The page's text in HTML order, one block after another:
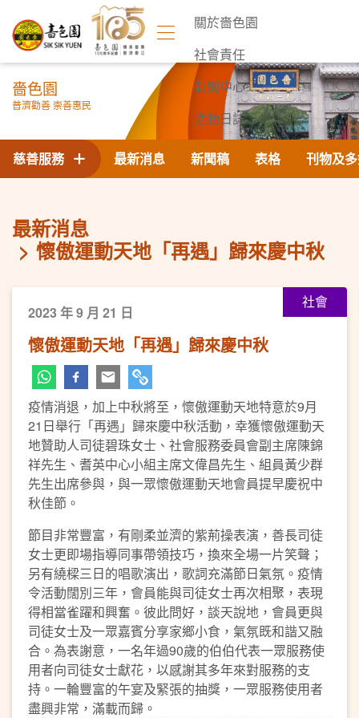
關於嗇色園
社會責任
新聞中心
活動日誌
聯絡我們
嗇色園
普濟勸善 崇善惠民
最新消息 新聞稿 表格 刊物及
慈善服務
最新消息
懷傲運動天地「再遇」歸來慶中秋
社會
2023 年 9 月 21 日
懷傲運動天地「再遇」歸來慶中秋
疫情消退，加上中秋將至，懷傲運動天地特意於9月
21日舉行「再遇」歸來慶中秋活動，幸獲懷傲運動天
地贊助人司徒碧珠女士、社會服務委員會副主席陳錦
祥先生、耆英中心小組主席文偉昌先生、組員黃少群
先生出席參與，與一眾懷傲運動天地會員提早慶祝中
秋佳節。
節目非常豐富，有剛柔並濟的紫荊操表演，善長司徒
女士更即場指導同事帶領技巧，換來全場一片笑聲；
另有繞樑三日的唱歌演出，歌詞充滿節日氣氛。疫情
令活動闊別三年，會員能與司徒女士再次相聚，表現
得相當雀躍和興奮。彼此問好，談天說地，會員更與
司徒女士及一眾嘉賓分享家鄉小食，氣氛既和諧又融
合。為表謝意，一名年過90歲的伯伯代表一眾服務使
用者向司徒女士獻花，以感謝其多年來對服務的支
持。一輪豐富的午宴及緊張的抽獎，一眾服務使用者
盡興非常，滿載而歸。